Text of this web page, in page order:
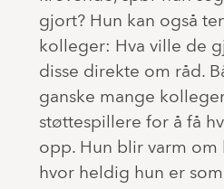
gjort? Hun kan også
kolleger: Hva ville de
disse direkte om råd.
ganske mange
støttespillere for å få
opp. Hun blir varm om
hvor heldig hun er